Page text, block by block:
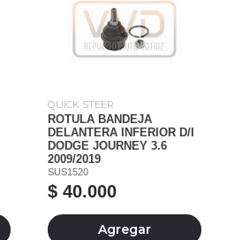
QUICK STEER
ROTULA BANDEJA
DELANTERA INFERIOR D/I
DODGE JOURNEY 3.6
2009/2019
SUS1520
$ 40.000
Agregar